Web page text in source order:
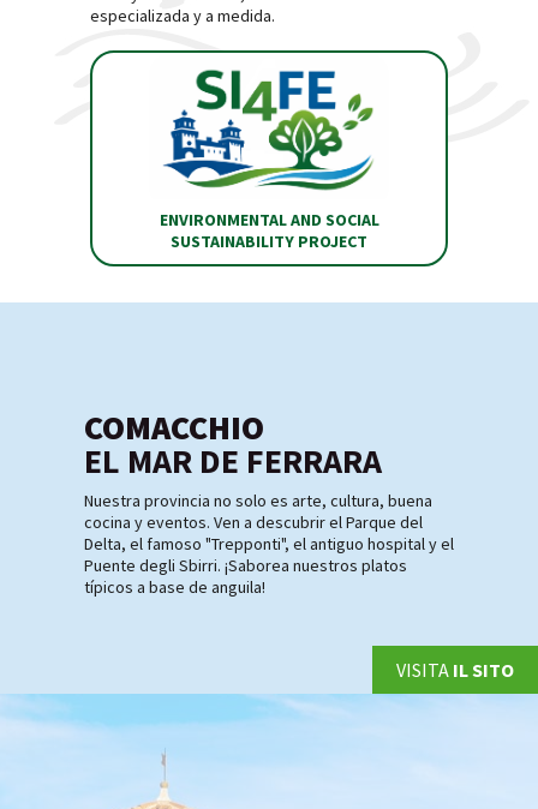
especializada y a medida.
ENVIRONMENTAL AND SOCIAL
SUSTAINABILITY PROJECT
COMACCHIO
EL MAR DE FERRARA
Nuestra provincia no solo es arte, cultura, buena
cocina y eventos. Ven a descubrir el Parque del
Delta, el famoso "Trepponti", el antiguo hospital y el
Puente degli Sbirri. ¡Saborea nuestros platos
típicos a base de anguila!
VISITA IL SITO